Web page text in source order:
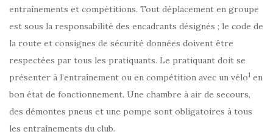
entraînements et compétitions. Tout déplacement en groupe
est sous la responsabilité des encadrants désignés ; le code de
la route et consignes de sécurité données doivent être
respectées par tous les pratiquants. Le pratiquant doit se
présenter à l’entraînement ou en compétition avec un vélo1 en
bon état de fonctionnement. Une chambre à air de secours,
des démontes pneus et une pompe sont obligatoires à tous
les entraînements du club.